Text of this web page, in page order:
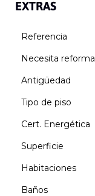
EXTRAS
Referencia
Necesita reforma
Antigüedad
Tipo de piso
Cert. Energética
Superficie
Habitaciones
Baños